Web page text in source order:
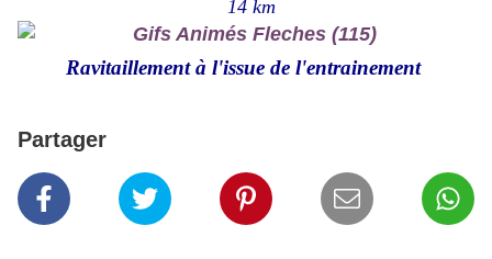
14 km
Ravitaillement à l'issue de l'entrainement
Partager